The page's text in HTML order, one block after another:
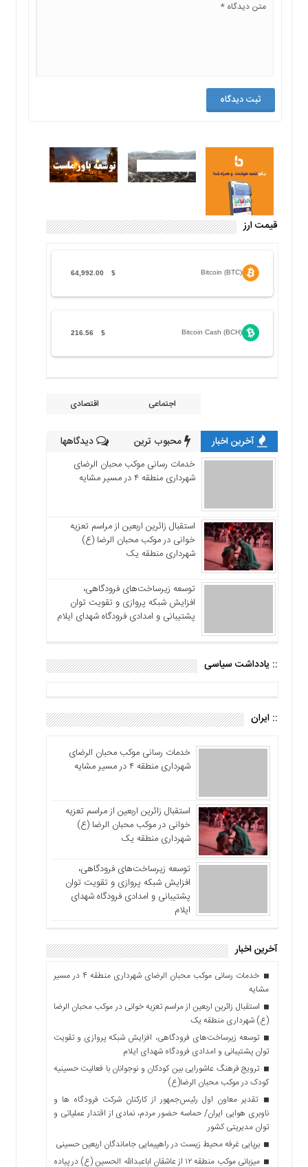
قیمت ارز
Bitcoin (BTC)
$
64,992.00
Bitcoin Cash (BCH)
$
216.56
اجتماعی اقتصادی
آخرین اخبار محبوب ترین دیدگاهها
خدمات رسانی موکب محبان الرضای
شهرداری منطقه ۴ در مسیر مشایه
استقبال زائرین اربعین از مراسم تعزیه
خوانی در موکب محبان الرضا (ع)
شهرداری منطقه یک
توسعه زیرساخت‌های فرودگاهی،
افزایش شبکه پروازی و تقویت توان
پشتیبانی و امدادی فرودگاه شهدای ایلام
:: یادداشت سیاسی
:: ایران
خدمات رسانی موکب محبان الرضای
شهرداری منطقه ۴ در مسیر مشایه
استقبال زائرین اربعین از مراسم تعزیه
خوانی در موکب محبان الرضا (ع)
شهرداری منطقه یک
توسعه زیرساخت‌های فرودگاهی،
افزایش شبکه پروازی و تقویت توان
پشتیبانی و امدادی فرودگاه شهدای
ایلام
آخرین اخبار
خدمات رسانی موکب محبان الرضای شهرداری منطقه ۴ در مسیر
مشایه
استقبال زائرین اربعین از مراسم تعزیه خوانی در موکب محبان الرضا
(ع) شهرداری منطقه یک
توسعه زیرساخت‌های فرودگاهی، افزایش شبکه پروازی و تقویت
توان پشتیبانی و امدادی فرودگاه شهدای ایلام
ترویج فرهنگ عاشورایی بین کودکان و نوجوانان با فعالیت حسینیه
کودک در موکب محبان الرضا(ع)
تقدیر معاون اول رئیس‌جمهور از کارکنان شرکت فرودگاه ها و
ناوبری هوایی ایران/ حماسه حضور مردم، نمادی از اقتدار عملیاتی و
توان مدیریتی کشور
برپایی غرفه محیط زیست در راهپیمایی جاماندگان اربعین حسینی
میزبانی موکب منطقه ۱۲ از عاشقان اباعبدالله الحسین (ع) در پیاده